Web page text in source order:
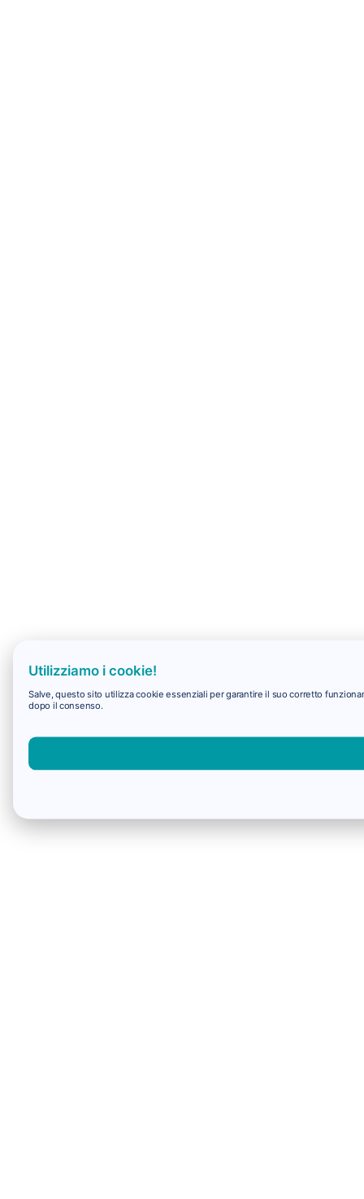
Utilizziamo i cookie!
Salve, questo sito utilizza cookie essenziali per garantire il suo corretto
dopo il consenso.